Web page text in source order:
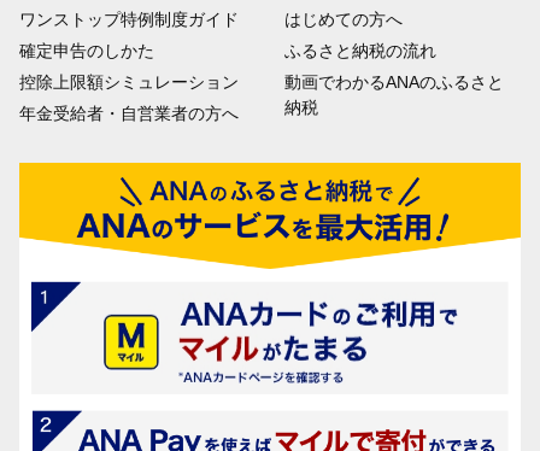
ワンストップ特例制度ガイド
確定申告のしかた
控除上限額シミュレーション
年金受給者・自営業者の方へ
はじめての方へ
ふるさと納税の流れ
動画でわかるANAのふるさと
納税